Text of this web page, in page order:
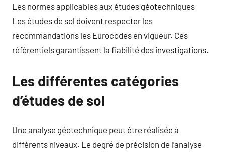
Les normes applicables aux études géotechniques
Les études de sol doivent respecter les
recommandations les Eurocodes en vigueur. Ces
référentiels garantissent la fiabilité des investigations.
Les différentes catégories
d’études de sol
Une analyse géotechnique peut être réalisée à
différents niveaux. Le degré de précision de l’analyse